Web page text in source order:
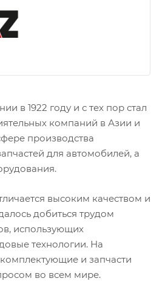
в 1922 году и с тех пор стал
компаний в Азии и
производства
для автомобилей, а
высоким качеством и
добиться трудом
использующих
технологии. На
и запчасти
во всем мире.